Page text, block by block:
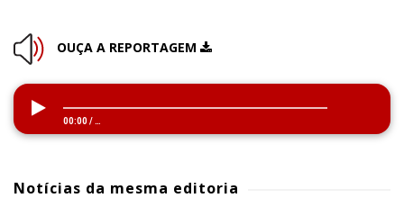
OUÇA A REPORTAGEM
00:00/ …
Notícias da mesma editoria